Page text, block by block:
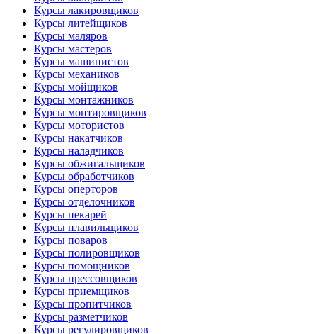
Курсы лакировщиков
Курсы литейщиков
Курсы маляров
Курсы мастеров
Курсы машинистов
Курсы механиков
Курсы мойщиков
Курсы монтажников
Курсы монтировщиков
Курсы мотористов
Курсы накатчиков
Курсы наладчиков
Курсы обжигальщиков
Курсы обработчиков
Курсы оперторов
Курсы отделочников
Курсы пекарей
Курсы плавильщиков
Курсы поваров
Курсы полировщиков
Курсы помощников
Курсы прессовщиков
Курсы приемщиков
Курсы пропитчиков
Курсы разметчиков
Курсы регулировщиков